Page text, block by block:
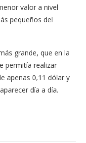
valor a nivel
pequeños del
grande, que en la
permitía realizar
apenas 0,11 dólar y
día a día.